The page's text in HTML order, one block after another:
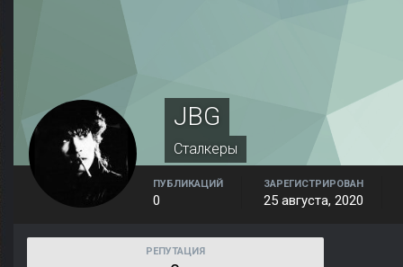
JBG
Сталкеры
ПУБЛИКАЦИЙ
0
ЗАРЕГИСТРИРОВАН
25 августа, 2020
РЕПУТАЦИЯ